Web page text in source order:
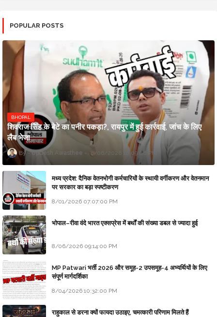
POPULAR POSTS
BHOPAL
शिवराज सिंह के बेटे का पनीर पकड़ा?, रायपुर में हुई कार्रवाई, जांच के लिए
लैब भेजा
Updesh Awasthee 8/06/2026 10:09:00 PM
मध्य प्रदेश: दैनिक वेतनभोगी कर्मचारियों के स्थायी वर्गीकरण और वेतनमान
पर सरकार का बड़ा स्पष्टीकरण
8/01/2026 07:07:00 PM
भोपाल–रीवा वंदे भारत एक्सप्रेस में बर्थों की संख्या डबल से ज्यादा हुई
8/06/2026 09:14:00 PM
MP Patwari भर्ती 2026 और समूह-2 उपसमूह-4 अभ्यर्थियों के लिए
संपूर्ण मार्गदर्शिका
8/04/2026 10:32:00 PM
राहुकाल से डरना क्यों फायदा उठाइए, चमत्कारी परिणाम मिलते हैं